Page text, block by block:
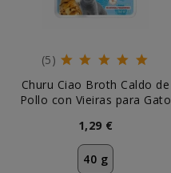
(5)
Churu Ciao Broth Caldo de
Pollo con Vieiras para Gato
1,29 €
40 g